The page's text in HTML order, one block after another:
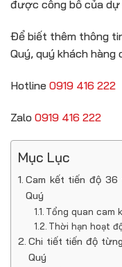
được công bố của dự
Để biết thêm thông
Quý, quý khách hàng
Hotline 0919 416 222
Zalo 0919 416 222
Mục Lục
Cam kết tiến độ
Quý
Tổng quan cam
Thời hạn hoạt
Chi tiết tiến độ
Quý